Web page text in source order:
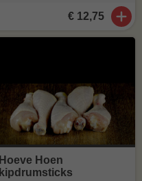
€ 12,75
Hoeve Hoen
kipdrumsticks